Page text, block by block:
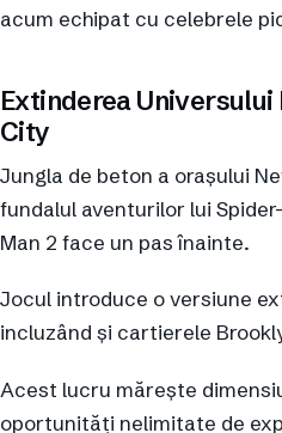
acum echipat cu celebrele
Extinderea
City
Jungla de beton a orașului
fundalul aventurilor lui
Man 2 face un pas înainte.
Jocul introduce o versiune
incluzând și cartierele
Acest lucru mărește
oportunități nelimitate de